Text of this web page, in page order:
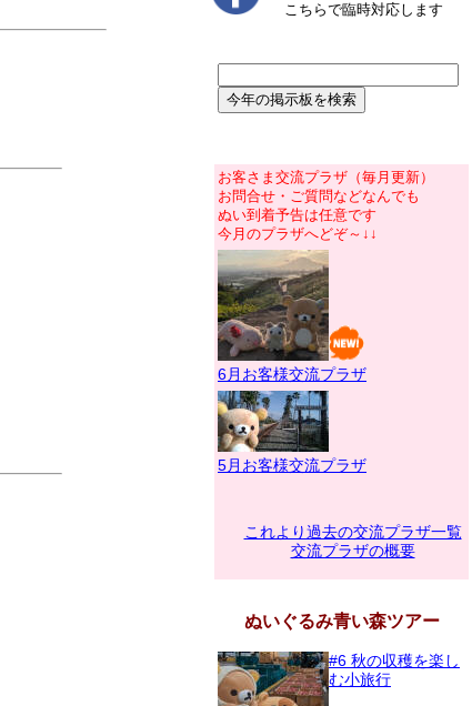
こちらで臨時対応します
お客さま交流プラザ（毎月更新）
お問合せ・ご質問などなんでも
ぬい到着予告は任意です
今月のプラザへどぞ～↓↓
6月お客様交流プラザ
5月お客様交流プラザ
これより過去の交流プラザ一覧
交流プラザの概要
ぬいぐるみ青い森ツアー
#6 秋の収穫を楽し
む小旅行